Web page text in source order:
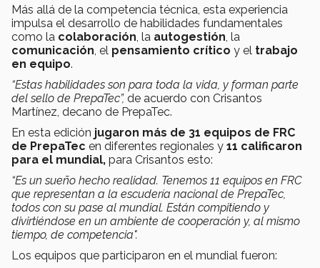
Más allá de la competencia técnica, esta experiencia
impulsa el desarrollo de habilidades fundamentales
como la colaboración, la autogestión, la
comunicación, el pensamiento crítico y el trabajo
en equipo.
“Estas habilidades son para toda la vida, y forman parte
del sello de PrepaTec”, de acuerdo con Crisantos
Martínez, decano de PrepaTec.
En esta edición jugaron más de 31 equipos de FRC
de PrepaTec en diferentes regionales y 11 calificaron
para el mundial, para Crisantos esto:
“Es un sueño hecho realidad. Tenemos 11 equipos en FRC
que representan a la escudería nacional de PrepaTec,
todos con su pase al mundial. Están compitiendo y
divirtiéndose en un ambiente de cooperación y, al mismo
tiempo, de competencia".
Los equipos que participaron en el mundial fueron: